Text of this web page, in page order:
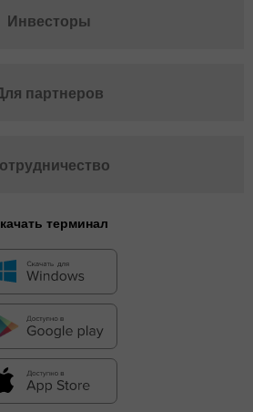
Инвесторы
партнеров
терминал